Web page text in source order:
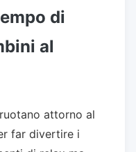
di
al
attorno al
far divertire i